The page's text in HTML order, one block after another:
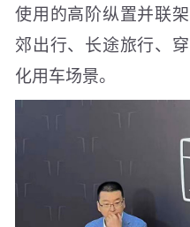
使用的高阶纵置并联
郊出行、长途旅行、
化用车场景。